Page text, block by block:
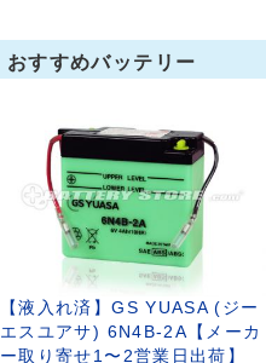
おすすめバッテリー
【液入れ済】GS YUASA (ジー
エスユアサ) 6N4B-2A【メーカ
ー取り寄せ1〜2営業日出荷】